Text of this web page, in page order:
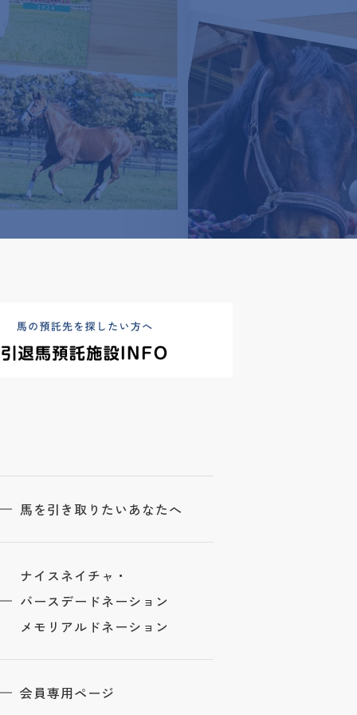
馬を引き取りたいあなたへ
ナイスネイチャ・
バースデードネーション
メモリアルドネーション
会員専用ページ